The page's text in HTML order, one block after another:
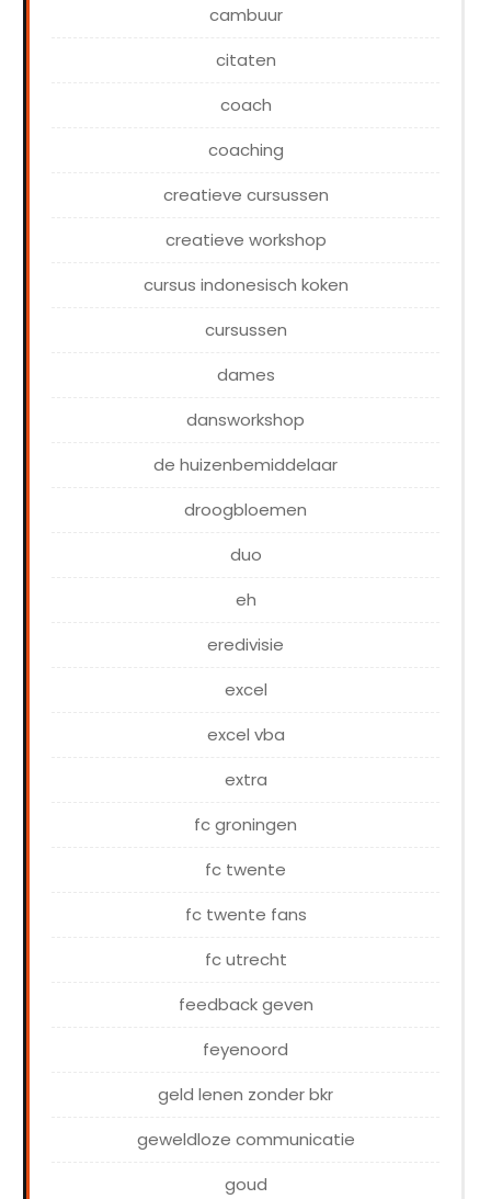
cambuur
citaten
coach
coaching
creatieve cursussen
creatieve workshop
cursus indonesisch koken
cursussen
dames
dansworkshop
de huizenbemiddelaar
droogbloemen
duo
eh
eredivisie
excel
excel vba
extra
fc groningen
fc twente
fc twente fans
fc utrecht
feedback geven
feyenoord
geld lenen zonder bkr
geweldloze communicatie
goud